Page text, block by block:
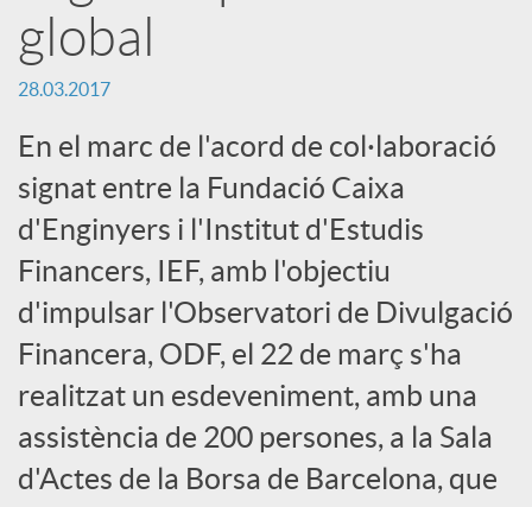
c
a
d
o
r
d
global
28.03.2017
En el marc de l'acord de col·laboració
signat entre la Fundació Caixa
d'Enginyers i l'Institut d'Estudis
Financers, IEF, amb l'objectiu
d'impulsar l'Observatori de Divulgació
Financera, ODF, el 22 de març s'ha
realitzat un esdeveniment, amb una
assistència de 200 persones, a la Sala
d'Actes de la Borsa de Barcelona, que